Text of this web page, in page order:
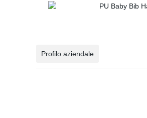
Profilo aziendale